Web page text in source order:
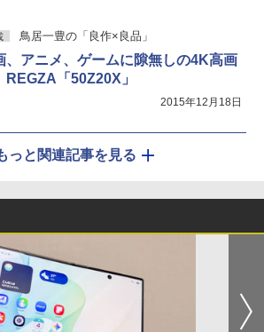
鳥居一豊の「良作×良品」
、アニメ、ゲームに隙無しの4K高画
REGZA「50Z20X」
2015年12月18日
っと関連記事を見る